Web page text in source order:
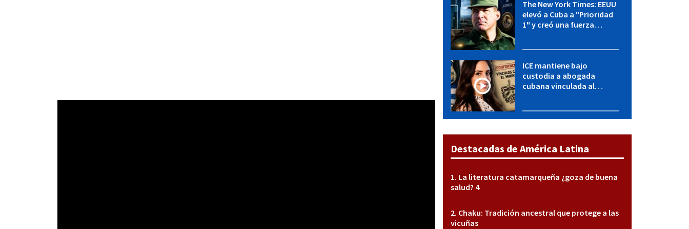
The New York Times: EEUU
elevó a Cuba a "Prioridad
1" y creó una fuerza
ICE mantiene bajo
custodia a abogada
cubana vinculada al
Destacadas de América Latina
La literatura catamarqueña ¿goza de buena
salud? 4
Chaku: Tradición ancestral que protege a las
vicuñas